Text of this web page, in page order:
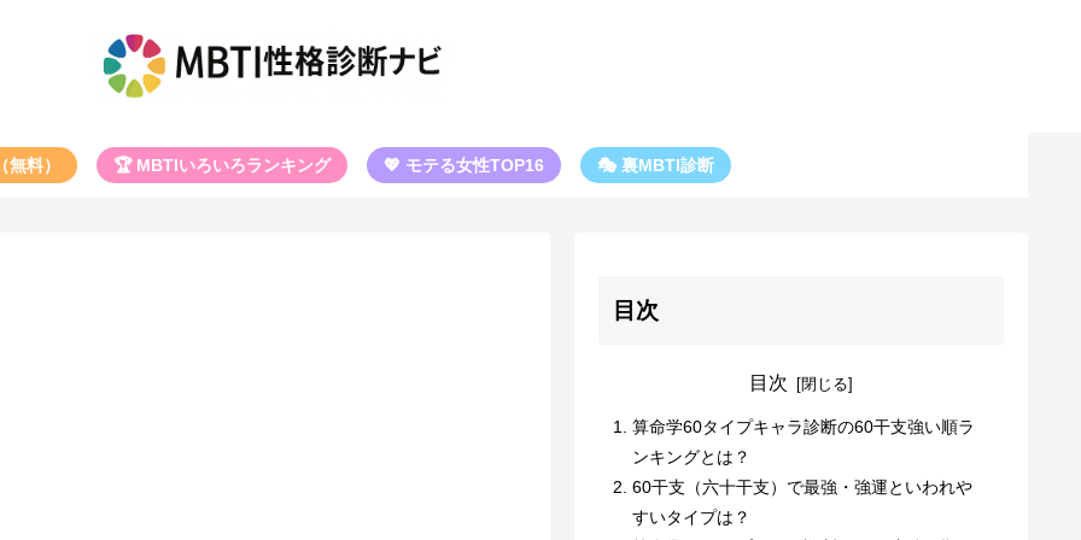
料） 🏆 MBTIいろいろランキング 💖 モテる女性TOP16 🎭 裏MBTI診断
目次
目次
算命学60タイプキャラ診断の60干支強い順ラ
ンキングとは？
60干支（六十干支）で最強・強運といわれや
すいタイプは？